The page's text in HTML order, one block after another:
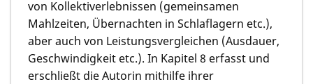
von Kollektiverlebnissen (gemeinsamen
Mahlzeiten, Übernachten in Schlaflagern etc.),
aber auch von Leistungsvergleichen (Ausdauer,
Geschwindigkeit etc.). In Kapitel 8 erfasst und
erschließt die Autorin mithilfe ihrer